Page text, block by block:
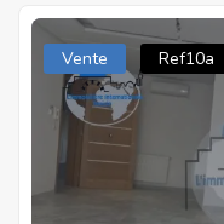
Vente Ref10a